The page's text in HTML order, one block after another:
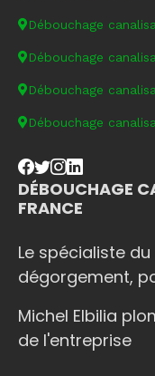
Débouchage
Débouchage
Débouchage
Débouchage
DÉBOUCHAGE
FRANCE
Le spécialiste
dégorgement,
Michel Elbilia
de l'entreprise